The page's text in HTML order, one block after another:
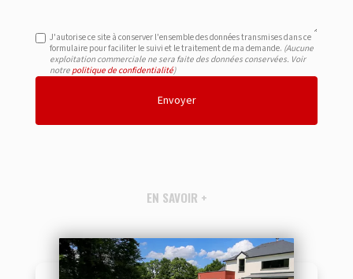
J'autorise ce site à conserver l'ensemble des données transmises dans ce
formulaire pour faciliter le suivi et le traitement de ma demande. (Aucune
exploitation commerciale ne sera faite des données conservées. Voir
notre politique de confidentialité)
EN SAVOIR +